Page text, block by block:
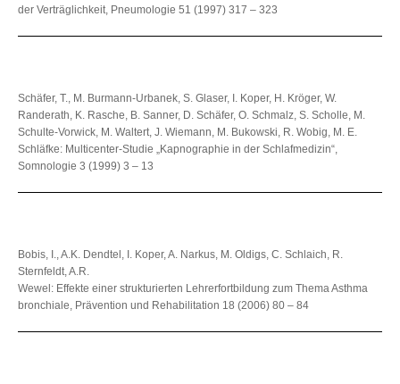
der Verträglichkeit, Pneumologie 51 (1997) 317 – 323
Schäfer, T., M. Burmann-Urbanek, S. Glaser, I. Koper, H. Kröger, W.
Randerath, K. Rasche, B. Sanner, D. Schäfer, O. Schmalz, S. Scholle, M.
Schulte-Vorwick, M. Waltert, J. Wiemann, M. Bukowski, R. Wobig, M. E.
Schläfke: Multicenter-Studie „Kapnographie in der Schlafmedizin“,
Somnologie 3 (1999) 3 – 13
Bobis, I., A.K. Dendtel, I. Koper, A. Narkus, M. Oldigs, C. Schlaich, R.
Sternfeldt, A.R.
Wewel: Effekte einer strukturierten Lehrerfortbildung zum Thema Asthma
bronchiale, Prävention und Rehabilitation 18 (2006) 80 – 84